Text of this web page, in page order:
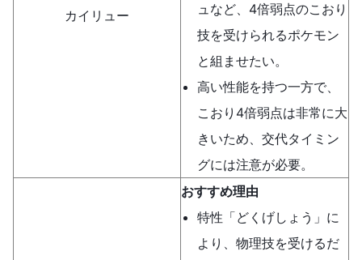
カイリュー
ュなど、4倍弱点のこおり
技を受けられるポケモン
と組ませたい。
高い性能を持つ一方で、
こおり4倍弱点は非常に大
きいため、交代タイミン
グには注意が必要。
おすすめ理由
特性「どくげしょう」に
より、物理技を受けるだ